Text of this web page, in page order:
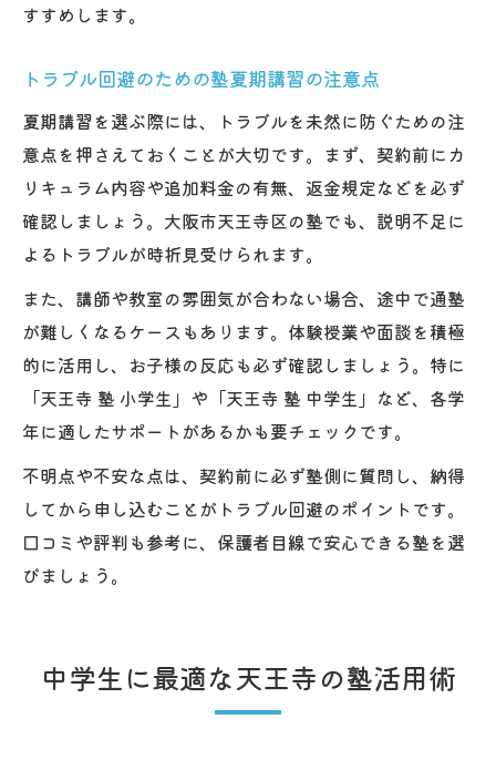
すすめします。
トラブル回避のための塾夏期講習の注意点
夏期講習を選ぶ際には、トラブルを未然に防ぐための注
意点を押さえておくことが大切です。まず、契約前にカ
リキュラム内容や追加料金の有無、返金規定などを必ず
確認しましょう。大阪市天王寺区の塾でも、説明不足に
よるトラブルが時折見受けられます。
また、講師や教室の雰囲気が合わない場合、途中で通塾
が難しくなるケースもあります。体験授業や面談を積極
的に活用し、お子様の反応も必ず確認しましょう。特に
「天王寺 塾 小学生」や「天王寺 塾 中学生」など、各学
年に適したサポートがあるかも要チェックです。
不明点や不安な点は、契約前に必ず塾側に質問し、納得
してから申し込むことがトラブル回避のポイントです。
口コミや評判も参考に、保護者目線で安心できる塾を選
びましょう。
中学生に最適な天王寺の塾活用術